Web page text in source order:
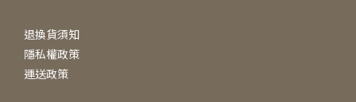
退換貨須知
隱私權政策
運送政策